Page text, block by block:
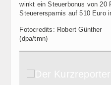
winkt ein Steuerbonus von 20
Steuerersparnis auf 510 Euro
Fotocredits: Robert Günther
(dpa/tmn)